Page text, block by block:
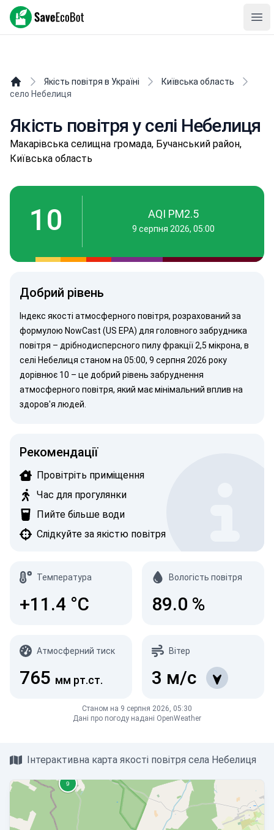
SaveEcoBot
Якість повітря в Україні
Київська область
село Небелиця
Якість повітря у селі Небелиця
Мaкapівськa селищнa громада, Бучанський район,
Київська область
10 AQI PM2.5
9 серпня 2026, 05:00
Добрий рівень
Індекс якості атмосферного повітря, розрахований за
формулою NowCast (US EPA) для головного забрудника
повітря – дрібнодисперсного пилуфракції 2,5 мікрона, в
селі Небелиця станом на 05:00, 9 серпня 2026 року
дорівнює 10 – це добрий рівень забруднення
атмосферного повітря, який має мінімальний вплив на
здоров'я людей.
Рекомендації
Провітріть приміщення
Час для прогулянки
Пийте більше води
Слідкуйте за якістю повітря
Температура
+11.4 °C
Вологість повітря
89.0 %
Атмосферний тиск
765 мм рт.ст.
Вітер
3 м/с
Станом на 9 серпня 2026, 05:30
Дані про погоду надані OpenWeather
Інтерактивна карта якості повітря села Небелиця